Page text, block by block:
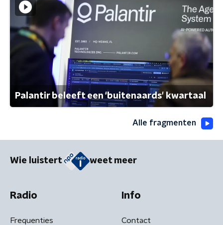
Palantir beleeft een 'buitenaards' kwartaal
Alle fragmenten
Wie luistert weet meer
Radio
Frequenties
Info
Contact